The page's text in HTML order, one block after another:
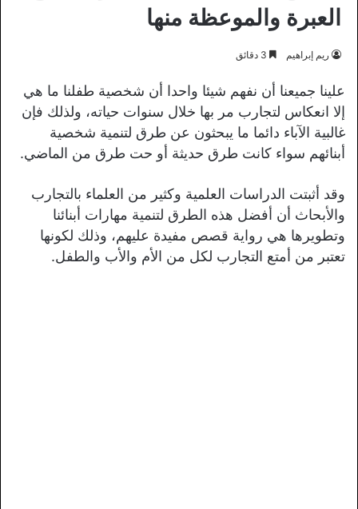
العبرة والموعظة منها
ريم إبراهيم
علينا جميعنا أن نفهم شيئا واحدا أن شخصية طفلنا ما هي
إلا انعكاس لتجارب مر بها خلال سنوات حياته، ولذلك فإن
غالبية الآباء دائما ما يبحثون عن طرق لتنمية شخصية
أبنائهم سواء كانت طرق حديثة أو حت طرق من الماضي.
وقد أثبتت الدراسات العلمية وكثير من العلماء بالتجارب
والأبحاث أن أفضل هذه الطرق لتنمية مهارات أبنائنا
وتطويرها هي رواية قصص مفيدة عليهم، وذلك لكونها
تعتبر من أمتع التجارب لكل من الأم والأب والطفل.